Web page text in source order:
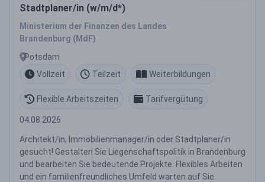
Stadtplaner/in (w/m/d*)
Ministerium der Finanzen des Landes
Brandenburg (MdF)
Potsdam
Vollzeit
Teilzeit Weiterbildungen
Flexible Arbeitszeiten Tarifvergütung
04.08.2026
Architekt/in, Immobilienmanager/in oder Stadtplaner/in
gesucht! Gestalten Sie Liegenschaftspolitik in Brandenburg
und bearbeiten Sie bedeutende Projekte. Flexibles Arbeiten
und ein familienfreundliches Umfeld warten auf Sie.